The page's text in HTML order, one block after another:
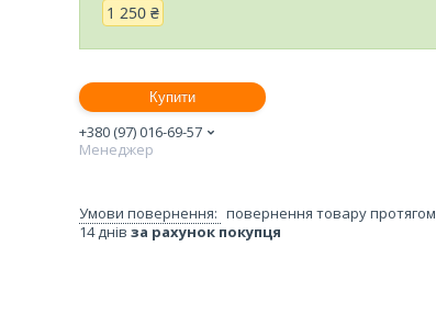
1 250 ₴
Купити
+380 (97) 016-69-57
Менеджер
повернення товару протягом
14 днів за рахунок покупця